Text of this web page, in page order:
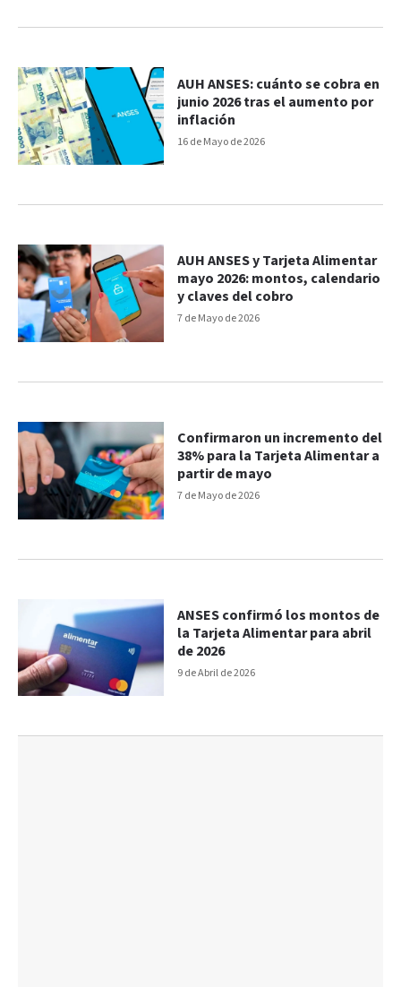
16 de Mayo de 2026
AUH ANSES: cuánto se cobra en
junio 2026 tras el aumento por
inflación
7 de Mayo de 2026
AUH ANSES y Tarjeta Alimentar
mayo 2026: montos, calendario
y claves del cobro
7 de Mayo de 2026
Confirmaron un incremento del
38% para la Tarjeta Alimentar a
partir de mayo
9 de Abril de 2026
ANSES confirmó los montos de
la Tarjeta Alimentar para abril
de 2026